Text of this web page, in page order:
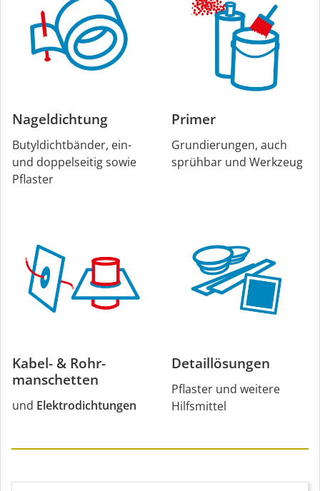
Nageldichtung
Butyldichtbänder, ein-
und doppelseitig sowie
Pflaster
Primer
Grundierungen, auch
sprühbar und Werkzeug
Kabel- & Rohr­
manschetten
und Elektrodichtungen
Detaillösungen
Pflaster und weitere
Hilfsmittel